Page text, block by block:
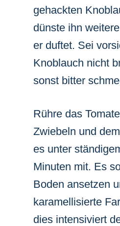
gehackten
dünste ihn
er duftet. Sei
Knoblauch nicht
sonst bitter
Rühre das
Zwiebeln und
es unter
Minuten mit. Es
Boden ansetzen
karamellisierte
dies intensiviert